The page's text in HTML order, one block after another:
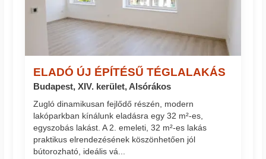
ELADÓ ÚJ ÉPÍTÉSŰ TÉGLALAKÁS
Budapest, XIV. kerület, Alsórákos
Zugló dinamikusan fejlődő részén, modern
lakóparkban kínálunk eladásra egy 32 m²-es,
egyszobás lakást. A 2. emeleti, 32 m²-es lakás
praktikus elrendezésének köszönhetően jól
bútorozható, ideális vá...